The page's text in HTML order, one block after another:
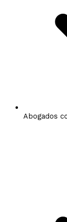
Abogados